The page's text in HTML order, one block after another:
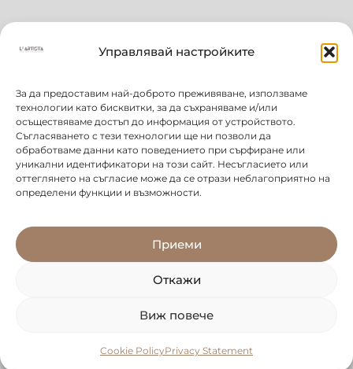
Управлявай настройките
За да предоставим най-доброто преживяване, използваме
технологии като бисквитки, за да съхраняваме и/или
осъществяваме достъп до информация от устройството.
Съгласяването с тези технологии ще ни позволи да
обработваме данни като поведението при сърфиране или
уникални идентификатори на този сайт. Несъгласието или
оттеглянето на съгласие може да се отрази неблагоприятно на
определени функции и възможности.
Приеми
Откажи
Виж повече
Cookie PolicyPrivacy Statement